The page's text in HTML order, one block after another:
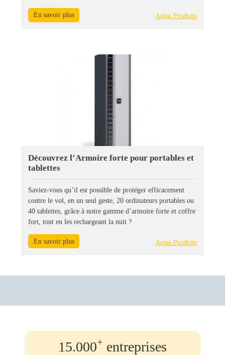
En savoir plus Actus Produits
Découvrez l’Armoire forte pour portables et
tablettes
Saviez-vous qu’il est possible de protéger efficacement
contre le vol, en un seul geste, 20 ordinateurs portables ou
40 tablettes, grâce à notre gamme d’armoire forte et coffre
fort, tout en les rechargeant la nuit ?
En savoir plus Actus Produits
15.000+ entreprises